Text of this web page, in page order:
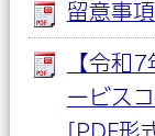
留意事
【令和
ービス
[PDF形